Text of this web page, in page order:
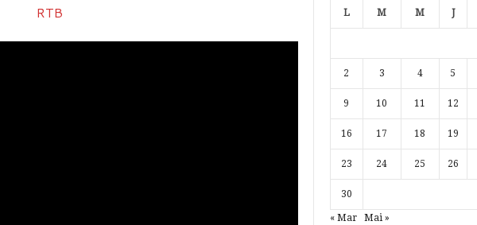
L M M J
2 3 4 5
9 10 11 12
16 17 18 19
23 24 25 26
30
« Mar Mai »